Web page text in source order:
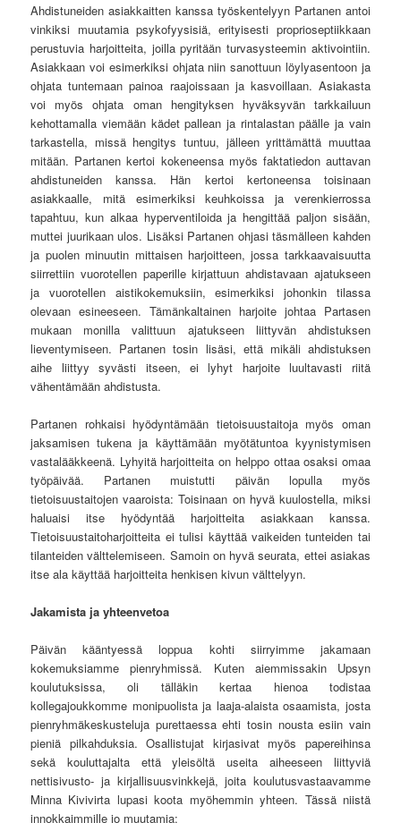
Ahdistuneiden asiakkaitten kanssa työskentelyyn Partanen antoi
vinkiksi muutamia psykofyysisiä, erityisesti proprioseptiikkaan
perustuvia harjoitteita, joilla pyritään turvasysteemin aktivointiin.
Asiakkaan voi esimerkiksi ohjata niin sanottuun löylyasentoon ja
ohjata tuntemaan painoa raajoissaan ja kasvoillaan. Asiakasta
voi myös ohjata oman hengityksen hyväksyvän tarkkailuun
kehottamalla viemään kädet pallean ja rintalastan päälle ja vain
tarkastella, missä hengitys tuntuu, jälleen yrittämättä muuttaa
mitään. Partanen kertoi kokeneensa myös faktatiedon auttavan
ahdistuneiden kanssa. Hän kertoi kertoneensa toisinaan
asiakkaalle, mitä esimerkiksi keuhkoissa ja verenkierrossa
tapahtuu, kun alkaa hyperventiloida ja hengittää paljon sisään,
muttei juurikaan ulos. Lisäksi Partanen ohjasi täsmälleen kahden
ja puolen minuutin mittaisen harjoitteen, jossa tarkkaavaisuutta
siirrettiin vuorotellen paperille kirjattuun ahdistavaan ajatukseen
ja vuorotellen aistikokemuksiin, esimerkiksi johonkin tilassa
olevaan esineeseen. Tämänkaltainen harjoite johtaa Partasen
mukaan monilla valittuun ajatukseen liittyvän ahdistuksen
lieventymiseen. Partanen tosin lisäsi, että mikäli ahdistuksen
aihe liittyy syvästi itseen, ei lyhyt harjoite luultavasti riitä
vähentämään ahdistusta.
Partanen rohkaisi hyödyntämään tietoisuustaitoja myös oman
jaksamisen tukena ja käyttämään myötätuntoa kyynistymisen
vastalääkkeenä. Lyhyitä harjoitteita on helppo ottaa osaksi omaa
työpäivää. Partanen muistutti päivän lopulla myös
tietoisuustaitojen vaaroista: Toisinaan on hyvä kuulostella, miksi
haluaisi itse hyödyntää harjoitteita asiakkaan kanssa.
Tietoisuustaitoharjoitteita ei tulisi käyttää vaikeiden tunteiden tai
tilanteiden välttelemiseen. Samoin on hyvä seurata, ettei asiakas
itse ala käyttää harjoitteita henkisen kivun välttelyyn.
Jakamista ja yhteenvetoa
Päivän kääntyessä loppua kohti siirryimme jakamaan
kokemuksiamme pienryhmissä. Kuten aiemmissakin Upsyn
koulutuksissa, oli tälläkin kertaa hienoa todistaa
kollegajoukkomme monipuolista ja laaja-alaista osaamista, josta
pienryhmäkeskusteluja purettaessa ehti tosin nousta esiin vain
pieniä pilkahduksia. Osallistujat kirjasivat myös papereihinsa
sekä kouluttajalta että yleisöltä useita aiheeseen liittyviä
nettisivusto- ja kirjallisuusvinkkejä, joita koulutusvastaavamme
Minna Kivivirta lupasi koota myöhemmin yhteen. Tässä niistä
innokkaimmille jo muutamia: